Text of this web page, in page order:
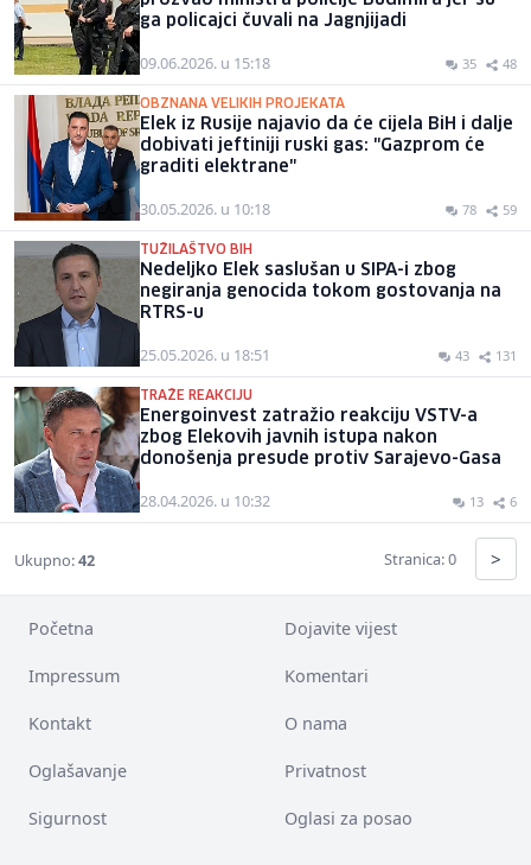
ga policajci čuvali na Jagnjijadi
09.06.2026. u 15:18 35 48
OBZNANA VELIKIH PROJEKATA
Elek iz Rusije najavio da će cijela BiH i dalje
dobivati jeftiniji ruski gas: "Gazprom će
graditi elektrane"
30.05.2026. u 10:18 78 59
TUŽILAŠTVO BIH
Nedeljko Elek saslušan u SIPA-i zbog
negiranja genocida tokom gostovanja na
RTRS-u
25.05.2026. u 18:51 43 131
TRAŽE REAKCIJU
Energoinvest zatražio reakciju VSTV-a
zbog Elekovih javnih istupa nakon
donošenja presude protiv Sarajevo-Gasa
28.04.2026. u 10:32 13 6
Ukupno:42 Stranica: 0 >
Početna Dojavite vijest
Impressum Komentari
Kontakt O nama
Oglašavanje Privatnost
Sigurnost Oglasi za posao